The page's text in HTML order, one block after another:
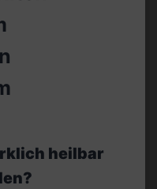
heilbar